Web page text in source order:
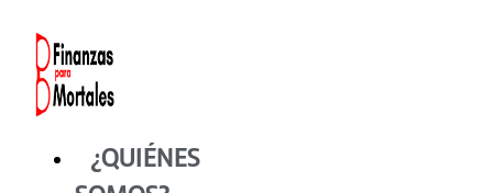
contenido
¿QUIÉNES